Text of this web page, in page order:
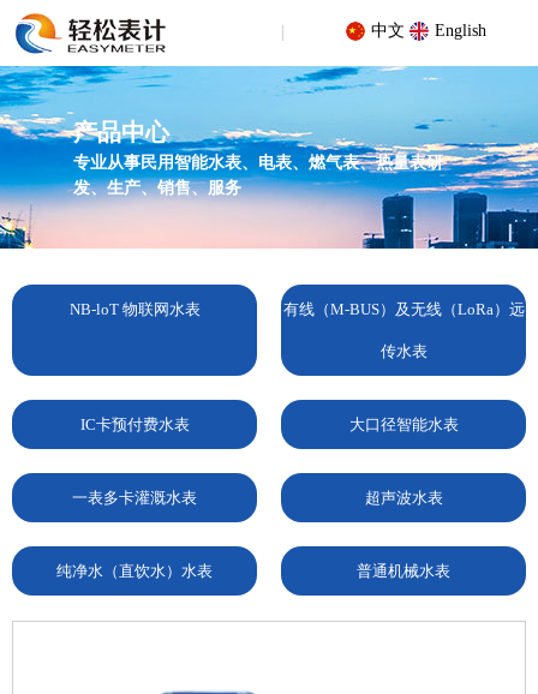
中文 English
产品中心
专业从事民用智能水表、电表、燃气表、热量表研
发、生产、销售、服务
NB-loT 物联网水表 有线（M-BUS）及无线（LoRa）远
传水表
IC卡预付费水表 大口径智能水表
一表多卡灌溉水表 超声波水表
纯净水（直饮水）水表 普通机械水表